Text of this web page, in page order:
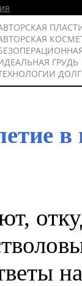
ГРУДЬ